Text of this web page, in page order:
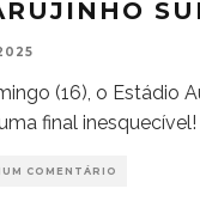
(16), o Estádio
final
COMENTÁRIO